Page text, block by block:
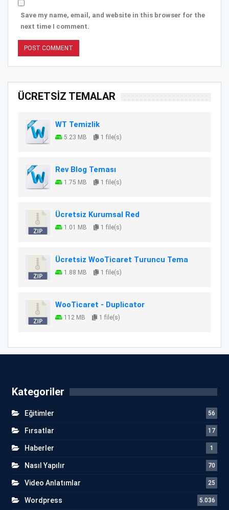
Save my name, email, and website in this browser for the
next time I comment.
ÜCRETSİZ TEMALAR
WT Temizlik
5.23 MB 1 file(s)
Rev Blog Teması
1.75 MB 1 file(s)
Ücretsiz Kurumsal Red
1.01 MB 1 file(s)
Ücretsiz WooTicaret Turuncu Tema
1.88 MB 1 file(s)
WooTicaret - Duplicator
112 MB 1 file(s)
Kategoriler
Eğitimler 56
Fırsatlar 17
Haberler 1
Nasıl Yapılır 70
Video Anlatımlar 25
Wordpress 5.036